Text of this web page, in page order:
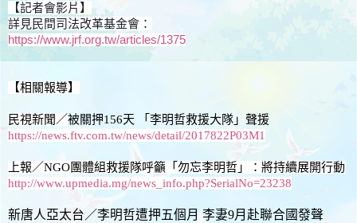
【記者會影片】
詳見民間司法改革基金會：
https://www.jrf.org.tw/articles/1375
【相關報導】
民視新聞／被關押156天 「李明哲救援大隊」聲援
https://news.ftv.com.tw/news/detail/2017822P03M1
上報／NGO團體組救援隊呼籲「勿忘李明哲」：將持續展開行動
http://www.upmedia.mg/news_info.php?SerialNo=23238
新唐人亞太台／李明哲遭押五個月 李妻9月赴聯合國發聲